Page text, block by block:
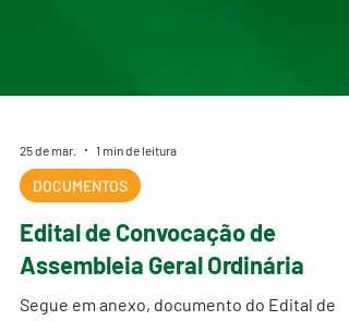
25 de mar. 1 min de leitura
DOCUMENTOS
Edital de Convocação de
Assembleia Geral Ordinária